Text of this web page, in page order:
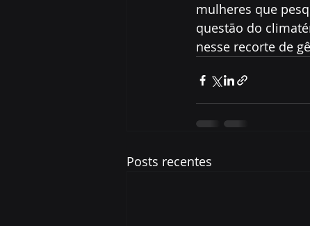
mulheres que
questão do
nesse recorte de
Posts recentes